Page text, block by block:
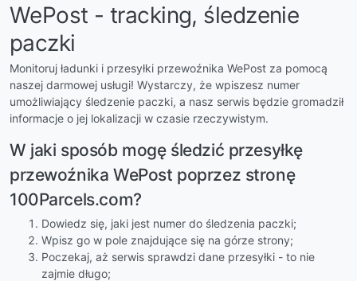
WePost - tracking, śledzenie
paczki
Monitoruj ładunki i przesyłki przewoźnika WePost za pomocą
naszej darmowej usługi! Wystarczy, że wpiszesz numer
umożliwiający śledzenie paczki, a nasz serwis będzie gromadził
informacje o jej lokalizacji w czasie rzeczywistym.
W jaki sposób mogę śledzić przesyłkę
przewoźnika WePost poprzez stronę
100Parcels.com?
Dowiedz się, jaki jest numer do śledzenia paczki;
Wpisz go w pole znajdujące się na górze strony;
Poczekaj, aż serwis sprawdzi dane przesyłki - to nie
zajmie długo;